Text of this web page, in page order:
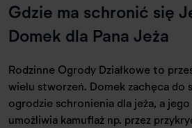
Gdzie ma schronić się
Domek dla Pana Jeża
Rodzinne Ogrody Działkowe to
wielu stworzeń. Domek zachęca do
ogrodzie schronienia dla jeża, a
umożliwia kamuflaż np. przez